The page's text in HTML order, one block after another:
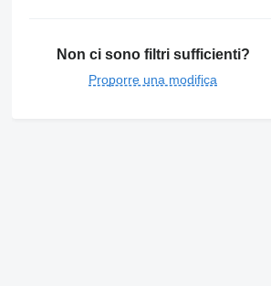
Non ci sono filtri sufficienti?
Proporre una modifica